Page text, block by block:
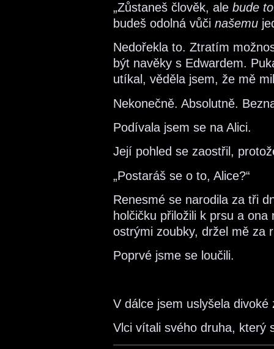
„Zůstaneš člověk, ale bude
budeš odolná vůči našemu
Nedořekla to. Ztratím
být navěky s Edwardem.
utíkal, věděla jsem, že mě
Nekonečně. Absolutně.
Podívala jsem se na Alici.
Její pohled se zaostřil,
„Postaráš se o to, Alice?“
Renesmé se narodila za tři
holčičku přiložili k prsu a
ostrými zoubky, držel mě za
Poprvé jsme se loučili.
V dálce jsem uslyšela divoké
Vlci vítali svého druha, který